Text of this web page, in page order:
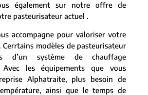
également sur notre offre de
pasteurisateur actuel .
accompagne pour valoriser votre
Cerrtains modèles de pasteurisateur
d’un système de chauffage
Avec les équipements que vous
Alphatraite, plus besoin de
ainsi que le temps de